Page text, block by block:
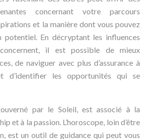
concernant votre parcours
et la manière dont vous pouvez
En décryptant les influences
il est possible de mieux
de naviguer avec plus d’assurance à
d’identifier les opportunités qui se
par le Soleil, est associé à la
et à la passion. L’horoscope, loin d’être
est un outil de guidance qui peut vous